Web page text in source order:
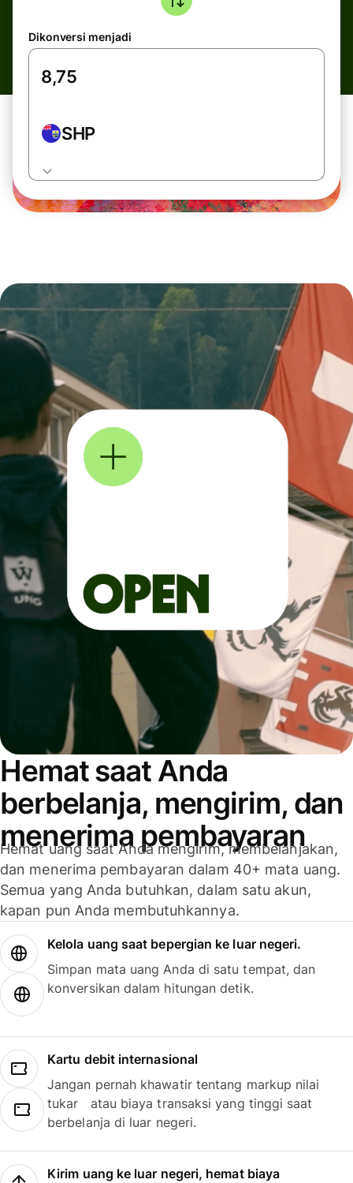
Dikonversi menjadi
SHP
Hemat saat Anda
berbelanja, mengirim, dan
menerima pembayaran
Hemat uang saat Anda mengirim, membelanjakan,
dan menerima pembayaran dalam 40+ mata uang.
Semua yang Anda butuhkan, dalam satu akun,
kapan pun Anda membutuhkannya.
Kelola uang saat bepergian ke luar negeri.
Simpan mata uang Anda di satu tempat, dan
konversikan dalam hitungan detik.
Kartu debit internasional
Jangan pernah khawatir tentang markup nilai
tukar atau biaya transaksi yang tinggi saat
berbelanja di luar negeri.
Kirim uang ke luar negeri, hemat biaya